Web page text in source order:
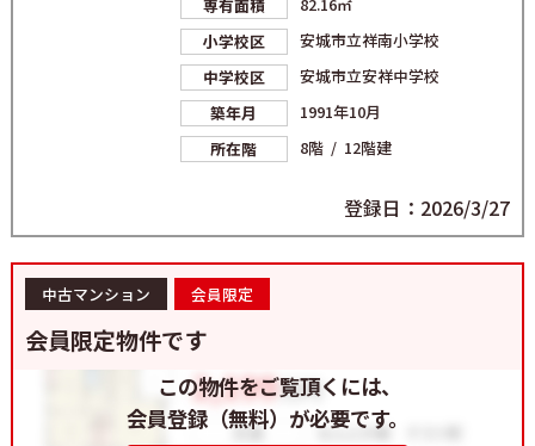
専有面積
小学校区
安城市立祥南小学校
中学校区
安城市立安祥中学校
築年月
1991年10月
所在階
8階 / 12階建
登録日：2026/3/27
中古マンション 会員限定
会員限定物件です
この物件をご覧頂くには、
会員登録（無料）が必要です。